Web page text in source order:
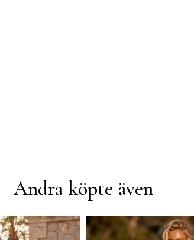
Andra köpte även